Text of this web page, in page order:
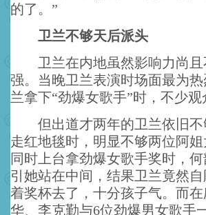
的了。”
卫兰不够天后派头
卫兰在内地虽然影响力尚且
强。当晚卫兰表演时场面最为
兰拿下“劲爆女歌手”时，不少
但出道才两年的卫兰依旧不
走红地毯时，明显不够两位阿
同时上台拿劲爆女歌手奖时，
引她站在中间，结果卫兰竟然
着奖杯去了，十分孩子气。而
华、李克勤与6位劲爆男女歌手